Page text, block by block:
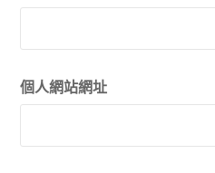
個人網站網址